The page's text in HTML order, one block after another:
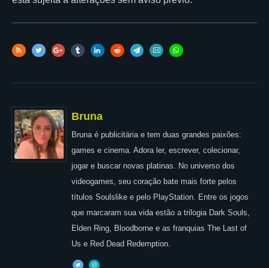
Bruna
Bruna é publicitária e tem duas grandes paixões:
games e cinema. Adora ler, escrever, colecionar,
jogar e buscar novas platinas. No universo dos
videogames, seu coração bate mais forte pelos
títulos Soulslike e pelo PlayStation. Entre os jogos
que marcaram sua vida estão a trilogia Dark Souls,
Elden Ring, Bloodborne e as franquias The Last of
Us e Red Dead Redemption.